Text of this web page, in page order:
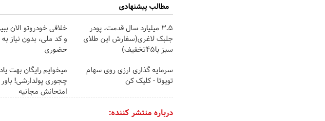
مطالب پیشنهادی
۳.۵ میلیارد سال قدمت، پودر
جلبک لاغری(سفارش این طلای
سبز با45تخفیف)
خلافی خودروتو الان
و کد ملی، بدون نیاز
حضوری
سرمایه گذاری ارزی روی سهام
تویوتا - کلیک کن
میخوایم رایگان بهت
چجوری پولدارشی!
امتحانش مجانیه
درباره منتشر کننده: